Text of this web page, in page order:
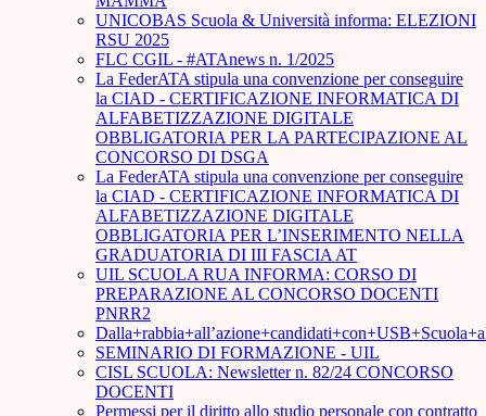
UNICOBAS Scuola & Università informa: ELEZIONI
RSU 2025
FLC CGIL - #ATAnews n. 1/2025
La FederATA stipula una convenzione per conseguire
la CIAD - CERTIFICAZIONE INFORMATICA DI
ALFABETIZZAZIONE DIGITALE
OBBLIGATORIA PER LA PARTECIPAZIONE AL
CONCORSO DI DSGA
La FederATA stipula una convenzione per conseguire
la CIAD - CERTIFICAZIONE INFORMATICA DI
ALFABETIZZAZIONE DIGITALE
OBBLIGATORIA PER L’INSERIMENTO NELLA
GRADUATORIA DI III FASCIA AT
UIL SCUOLA RUA INFORMA: CORSO DI
PREPARAZIONE AL CONCORSO DOCENTI
PNRR2
SEMINARIO DI FORMAZIONE - UIL
CISL SCUOLA: Newsletter n. 82/24 CONCORSO
DOCENTI
Permessi per il diritto allo studio personale con contratto